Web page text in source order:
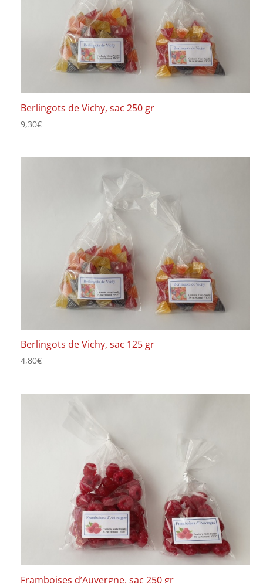
Berlingots de Vichy, sac 250 gr
9,30€
Berlingots de Vichy, sac 125 gr
4,80€
Framboises d’Auvergne, sac 250 gr